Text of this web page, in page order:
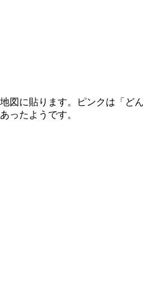
図に貼ります。ピンクは「ど
ったようです。